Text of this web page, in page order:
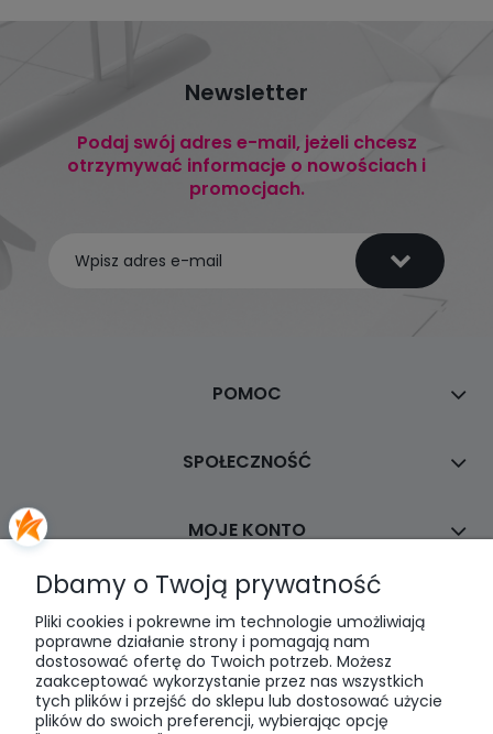
Newsletter
Podaj swój adres e-mail, jeżeli chcesz
otrzymywać informacje o nowościach i
promocjach.
POMOC
SPOŁECZNOŚĆ
MOJE KONTO
PŁATNOŚCI I DOSTAWA
INFORMACJE
Dbamy o Twoją prywatność
Pliki cookies i pokrewne im technologie umożliwiają
poprawne działanie strony i pomagają nam
dostosować ofertę do Twoich potrzeb. Możesz
zaakceptować wykorzystanie przez nas wszystkich
tych plików i przejść do sklepu lub dostosować użycie
plików do swoich preferencji, wybierając opcję